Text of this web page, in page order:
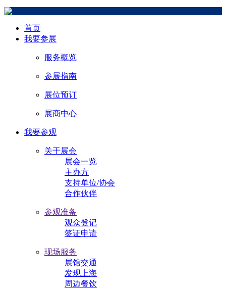
首页
我要参展
服务概览
参展指南
展位预订
展商中心
我要参观
关于展会
展会一览
主办方
支持单位/协会
合作伙伴
参观准备
观众登记
签证申请
现场服务
展馆交通
发现上海
周边餐饮